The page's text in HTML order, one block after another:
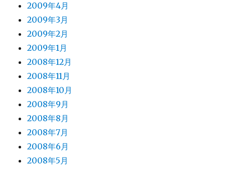
2009年4月
2009年3月
2009年2月
2009年1月
2008年12月
2008年11月
2008年10月
2008年9月
2008年8月
2008年7月
2008年6月
2008年5月